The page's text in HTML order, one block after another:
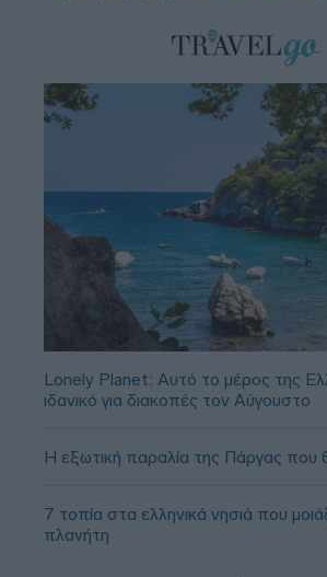
Lonely Planet: Αυτό το μέρος της
ιδανικό για διακοπές τον Αύγουστο
Η εξωτική παραλία της Πάργας που
7 τοπία στα ελληνικά νησιά που
πλανήτη